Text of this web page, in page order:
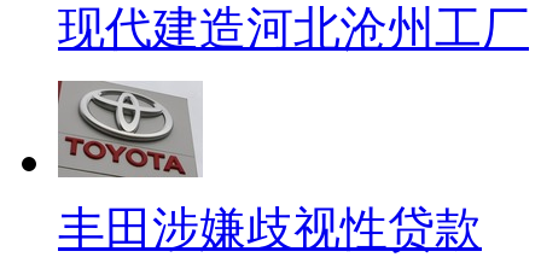
现代建造河北沧州工厂
丰田涉嫌歧视性贷款